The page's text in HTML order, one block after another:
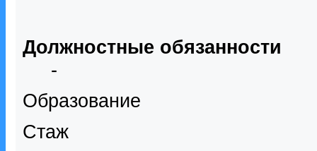
Должностные обязанности
-
Образование
Стаж